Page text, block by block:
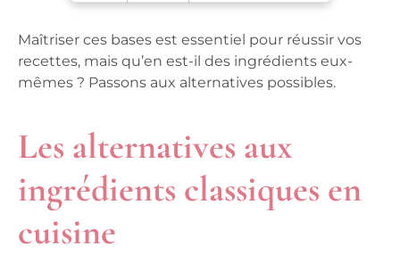
Maîtriser ces bases est essentiel pour réussir vos
recettes, mais qu’en est-il des ingrédients eux-
mêmes ? Passons aux alternatives possibles.
Les alternatives aux
ingrédients classiques en
cuisine